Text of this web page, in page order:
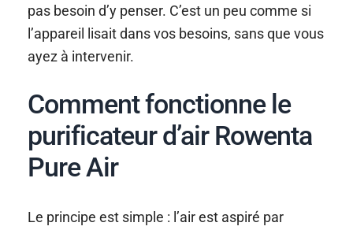
pas besoin d’y penser. C’est un peu comme si
l’appareil lisait dans vos besoins, sans que vous
ayez à intervenir.
Comment fonctionne le
purificateur d’air Rowenta
Pure Air
Le principe est simple : l’air est aspiré par